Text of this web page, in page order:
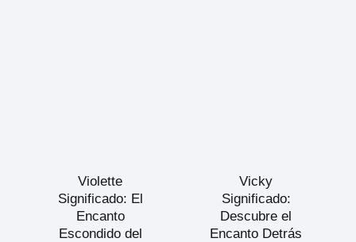
Violette
Significado: El
Encanto
Escondido del
Vicky
Significado:
Descubre el
Encanto Detrás